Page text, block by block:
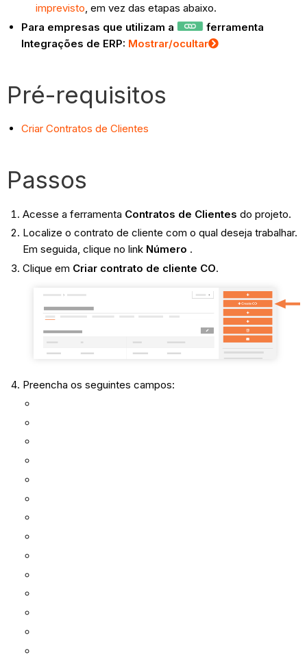
imprevisto, em vez das etapas abaixo.
Para empresas que utilizam a
ferramenta
Integrações de ERP: Mostrar/ocultar
Pré-requisitos
Criar Contratos de Clientes
Passos
Acesse a ferramenta Contratos de Clientes do projeto.
Localize o contrato de cliente com o qual deseja trabalhar.
Em seguida, clique no link Número .
Clique em Criar contrato de cliente CO.
Preencha os seguintes campos: